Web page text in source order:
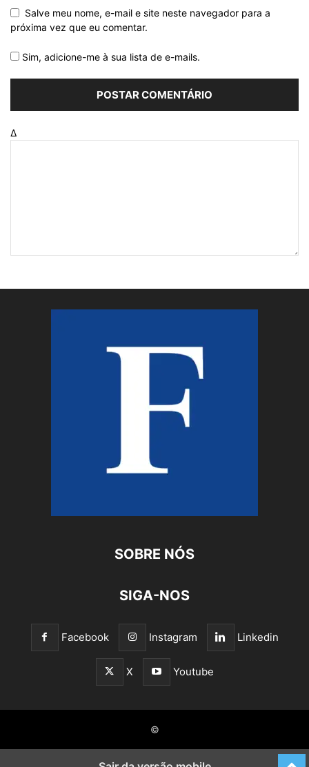
Salve meu nome, e-mail e site neste navegador para a
próxima vez que eu comentar.
Sim, adicione-me à sua lista de e-mails.
Δ
SOBRE NÓS
SIGA-NOS
Facebook Instagram Linkedin
X Youtube
©